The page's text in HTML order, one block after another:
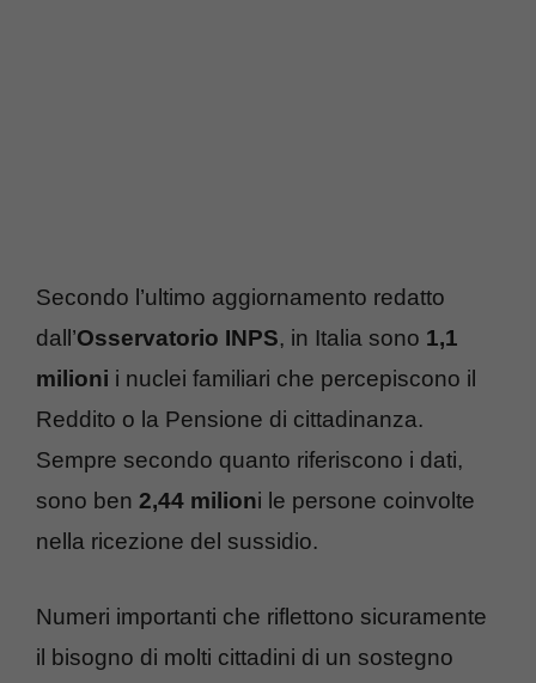
Secondo l’ultimo aggiornamento redatto
dall’Osservatorio INPS, in Italia sono 1,1
milioni i nuclei familiari che percepiscono il
Reddito o la Pensione di cittadinanza.
Sempre secondo quanto riferiscono i dati,
sono ben 2,44 milioni le persone coinvolte
nella ricezione del sussidio.
Numeri importanti che riflettono sicuramente
il bisogno di molti cittadini di un sostegno